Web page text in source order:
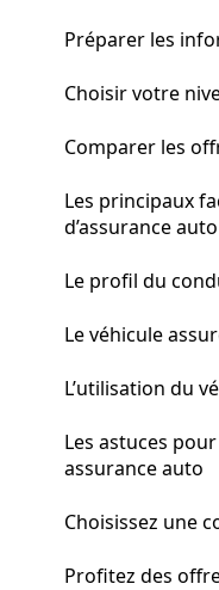
Préparer les
Choisir votre
Comparer les
Les principaux
d’assurance auto
Le profil du
Le véhicule
L’utilisation du
Les astuces
assurance auto
Choisissez une
Profitez des